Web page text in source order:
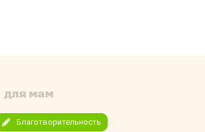
Благотворительность